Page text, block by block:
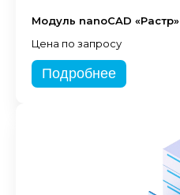
Модуль nanoCAD «Растр»
Цена по запросу
Подробнее